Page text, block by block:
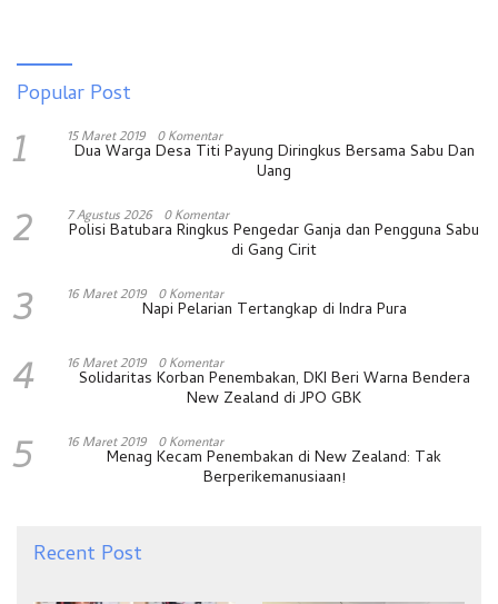
Popular Post
1 15 Maret 2019 0 Komentar
Dua Warga Desa Titi Payung Diringkus Bersama Sabu Dan
Uang
2 7 Agustus 2026 0 Komentar
Polisi Batubara Ringkus Pengedar Ganja dan Pengguna Sabu
di Gang Cirit
3 16 Maret 2019 0 Komentar
Napi Pelarian Tertangkap di Indra Pura
4 16 Maret 2019 0 Komentar
Solidaritas Korban Penembakan, DKI Beri Warna Bendera
New Zealand di JPO GBK
5 16 Maret 2019 0 Komentar
Menag Kecam Penembakan di New Zealand: Tak
Berperikemanusiaan!
Recent Post